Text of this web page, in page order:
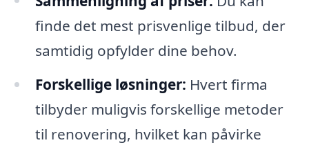
finde det mest prisvenlige tilbud, der
samtidig opfylder dine behov.
Forskellige løsninger: Hvert firma
tilbyder muligvis forskellige metoder
til renovering, hvilket kan påvirke